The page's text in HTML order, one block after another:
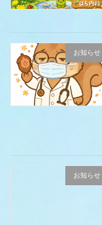
お知らせ
お知らせ